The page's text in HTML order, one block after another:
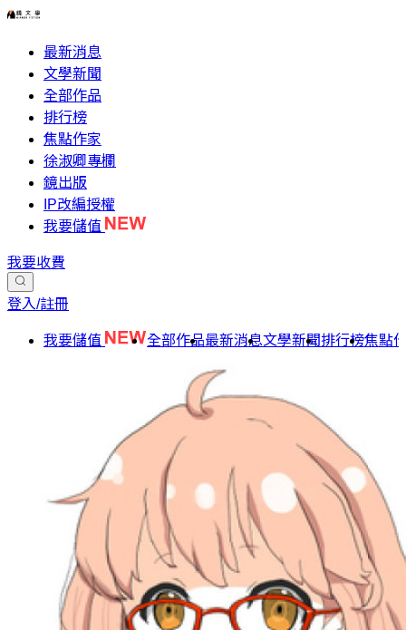
最新消息
文學新聞
全部作品
排行榜
焦點作家
徐淑卿專欄
鏡出版
IP改編授權
我要儲值
我要收費
登入/註冊
我要儲值 全部作品最新消息文學新聞排行榜焦點